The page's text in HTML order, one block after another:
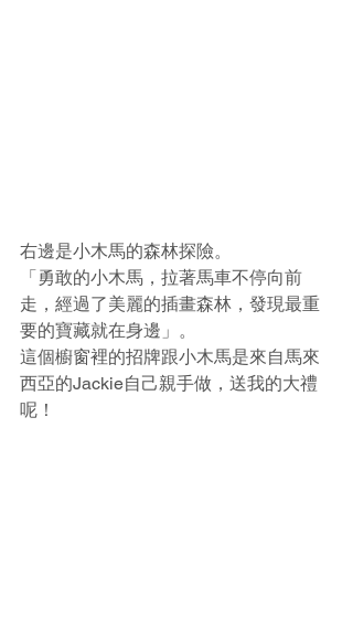
右邊是小木馬的森林探險。
「勇敢的小木馬，拉著馬車不停向前
走，經過了美麗的插畫森林，發現最重
要的寶藏就在身邊」。
這個櫥窗裡的招牌跟小木馬是來自馬來
西亞的Jackie自己親手做，送我的大禮
呢！